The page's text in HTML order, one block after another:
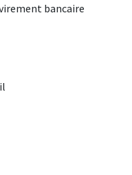
bancaire